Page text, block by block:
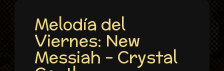
Melodía del
Viernes: New
Messiah – Crystal